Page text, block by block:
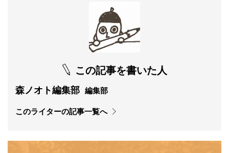
この記事を書いた人
森ノオト編集部 編集部
このライターの記事一覧へ